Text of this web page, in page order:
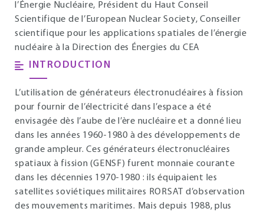
l’Énergie Nucléaire, Président du Haut Conseil
Scientifique de l’European Nuclear Society, Conseiller
scientifique pour les applications spatiales de l’énergie
nucléaire à la Direction des Énergies du CEA
INTRODUCTION
L’utilisation de générateurs électronucléaires à fission
pour fournir de l’électricité dans l’espace a été
envisagée dès l’aube de l’ère nucléaire et a donné lieu
dans les années 1960-1980 à des développements de
grande ampleur. Ces générateurs électronucléaires
spatiaux à fission (GENSF) furent monnaie courante
dans les décennies 1970-1980 : ils équipaient les
satellites soviétiques militaires RORSAT d’observation
des mouvements maritimes. Mais depuis 1988, plus